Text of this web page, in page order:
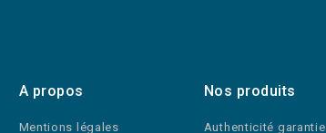
A propos
Mentions légales
Nos produits
Authenticité garantie